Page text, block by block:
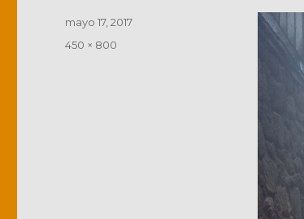
Publicado
mayo 17, 2017
Tamaño
450 × 800